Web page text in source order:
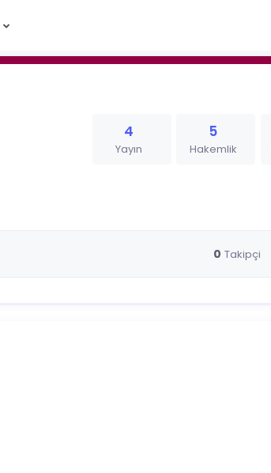
4
Yayın
5
Hakemlik
0 Takipçi